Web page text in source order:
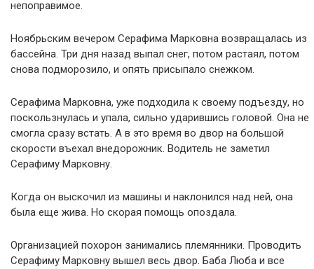
непоправимое.
Ноябрьским вечером Серафима Марковна возвращалась из
бассейна. Три дня назад выпал снег, потом растаял, потом
снова подморозило, и опять присыпало снежком.
Серафима Марковна, уже подходила к своему подъезду, но
поскользнулась и упала, сильно ударившись головой. Она не
смогла сразу встать. А в это время во двор на большой
скорости въехал внедорожник. Водитель не заметил
Серафиму Марковну.
Когда он выскочил из машины и наклонился над ней, она
была еще жива. Но скорая помощь опоздала.
Организацией пoхoрон занимались племянники. Проводить
Серафиму Марковну вышел весь двор. Баба Люба и все